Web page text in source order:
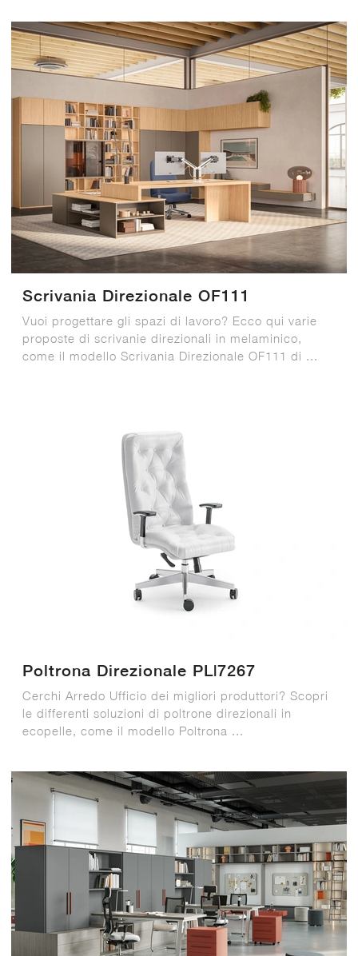
Scrivania Direzionale OF111
Vuoi progettare gli spazi di lavoro? Ecco qui varie
proposte di scrivanie direzionali in melaminico,
come il modello Scrivania Direzionale OF111 di ...
Poltrona Direzionale PL|7267
Cerchi Arredo Ufficio dei migliori produttori? Scopri
le differenti soluzioni di poltrone direzionali in
ecopelle, come il modello Poltrona ...